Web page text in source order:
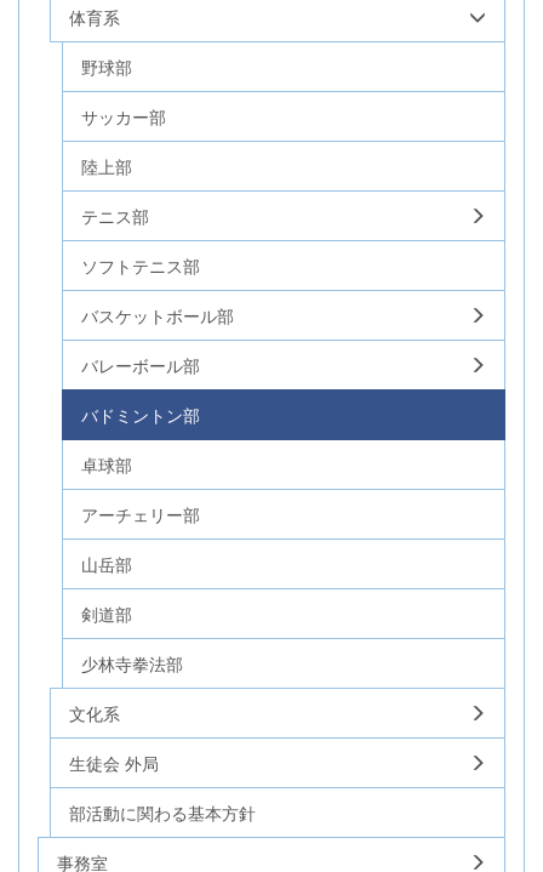
体育系
野球部
サッカー部
陸上部
テニス部
ソフトテニス部
バスケットボール部
バレーボール部
バドミントン部
卓球部
アーチェリー部
山岳部
剣道部
少林寺拳法部
文化系
生徒会 外局
部活動に関わる基本方針
事務室